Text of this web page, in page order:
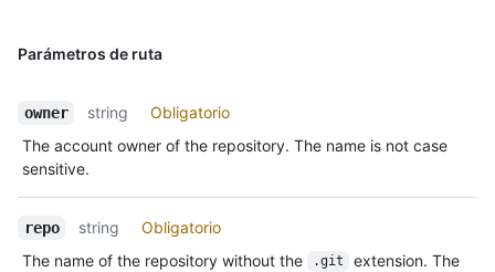
Parámetros de ruta
owner string
Obligatorio
The account owner of the repository. The name is not case
sensitive.
repo string
Obligatorio
The name of the repository without the
.git
extension. The